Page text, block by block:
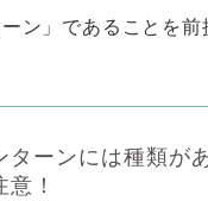
ン」であることを前
ターンには種類が
意！